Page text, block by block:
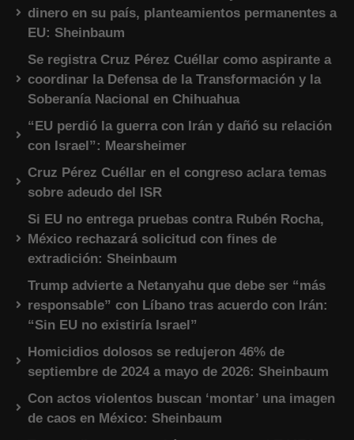
dinero en su país, planteamientos permanentes a
EU: Sheinbaum
Se registra Cruz Pérez Cuéllar como aspirante a
coordinar la Defensa de la Transformación y la
Soberanía Nacional en Chihuahua
“EU perdió la guerra con Irán y dañó su relación
con Israel”: Mearsheimer
Cruz Pérez Cuéllar en el congreso aclara temas
sobre adeudo del ISR
Si EU no entrega pruebas contra Rubén Rocha,
México rechazará solicitud con fines de
extradición: Sheinbaum
Trump advierte a Netanyahu que debe ser “más
responsable” con Líbano tras acuerdo con Irán:
“Sin EU no existiría Israel”
Homicidios dolosos se redujeron 46% de
septiembre de 2024 a mayo de 2026: Sheinbaum
Con actos violentos buscan ‘montar’ una imagen
de caos en México: Sheinbaum